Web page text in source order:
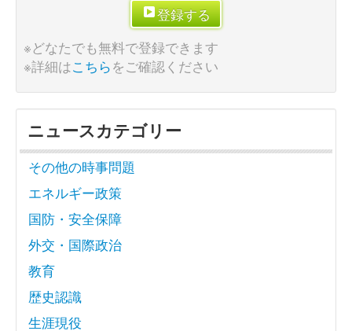
登録する
※どなたでも無料で登録できます
※詳細はこちらをご確認ください
ニュースカテゴリー
その他の時事問題
エネルギー政策
国防・安全保障
外交・国際政治
教育
歴史認識
生涯現役